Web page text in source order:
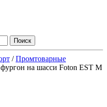
/Промтоварные
на шасси Foton EST M